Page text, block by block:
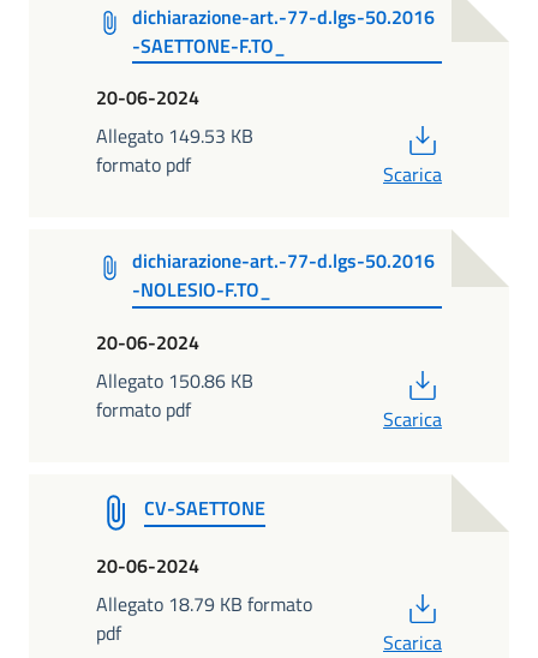
dichiarazione-art.-77-d.lgs-50.2016
-SAETTONE-F.TO_
20-06-2024
Allegato 149.53 KB
formato pdf
Scarica
dichiarazione-art.-77-d.lgs-50.2016
-NOLESIO-F.TO_
20-06-2024
Allegato 150.86 KB
formato pdf
Scarica
CV-SAETTONE
20-06-2024
Allegato 18.79 KB formato
pdf
Scarica